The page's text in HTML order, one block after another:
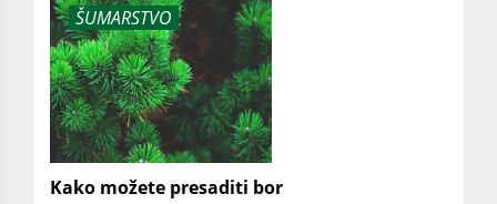
ŠUMARSTVO
Kako možete presaditi bor